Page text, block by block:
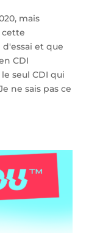
mais
cette
et que
CDI
seul CDI qui
ne sais pas ce